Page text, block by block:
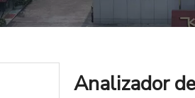
Analizador